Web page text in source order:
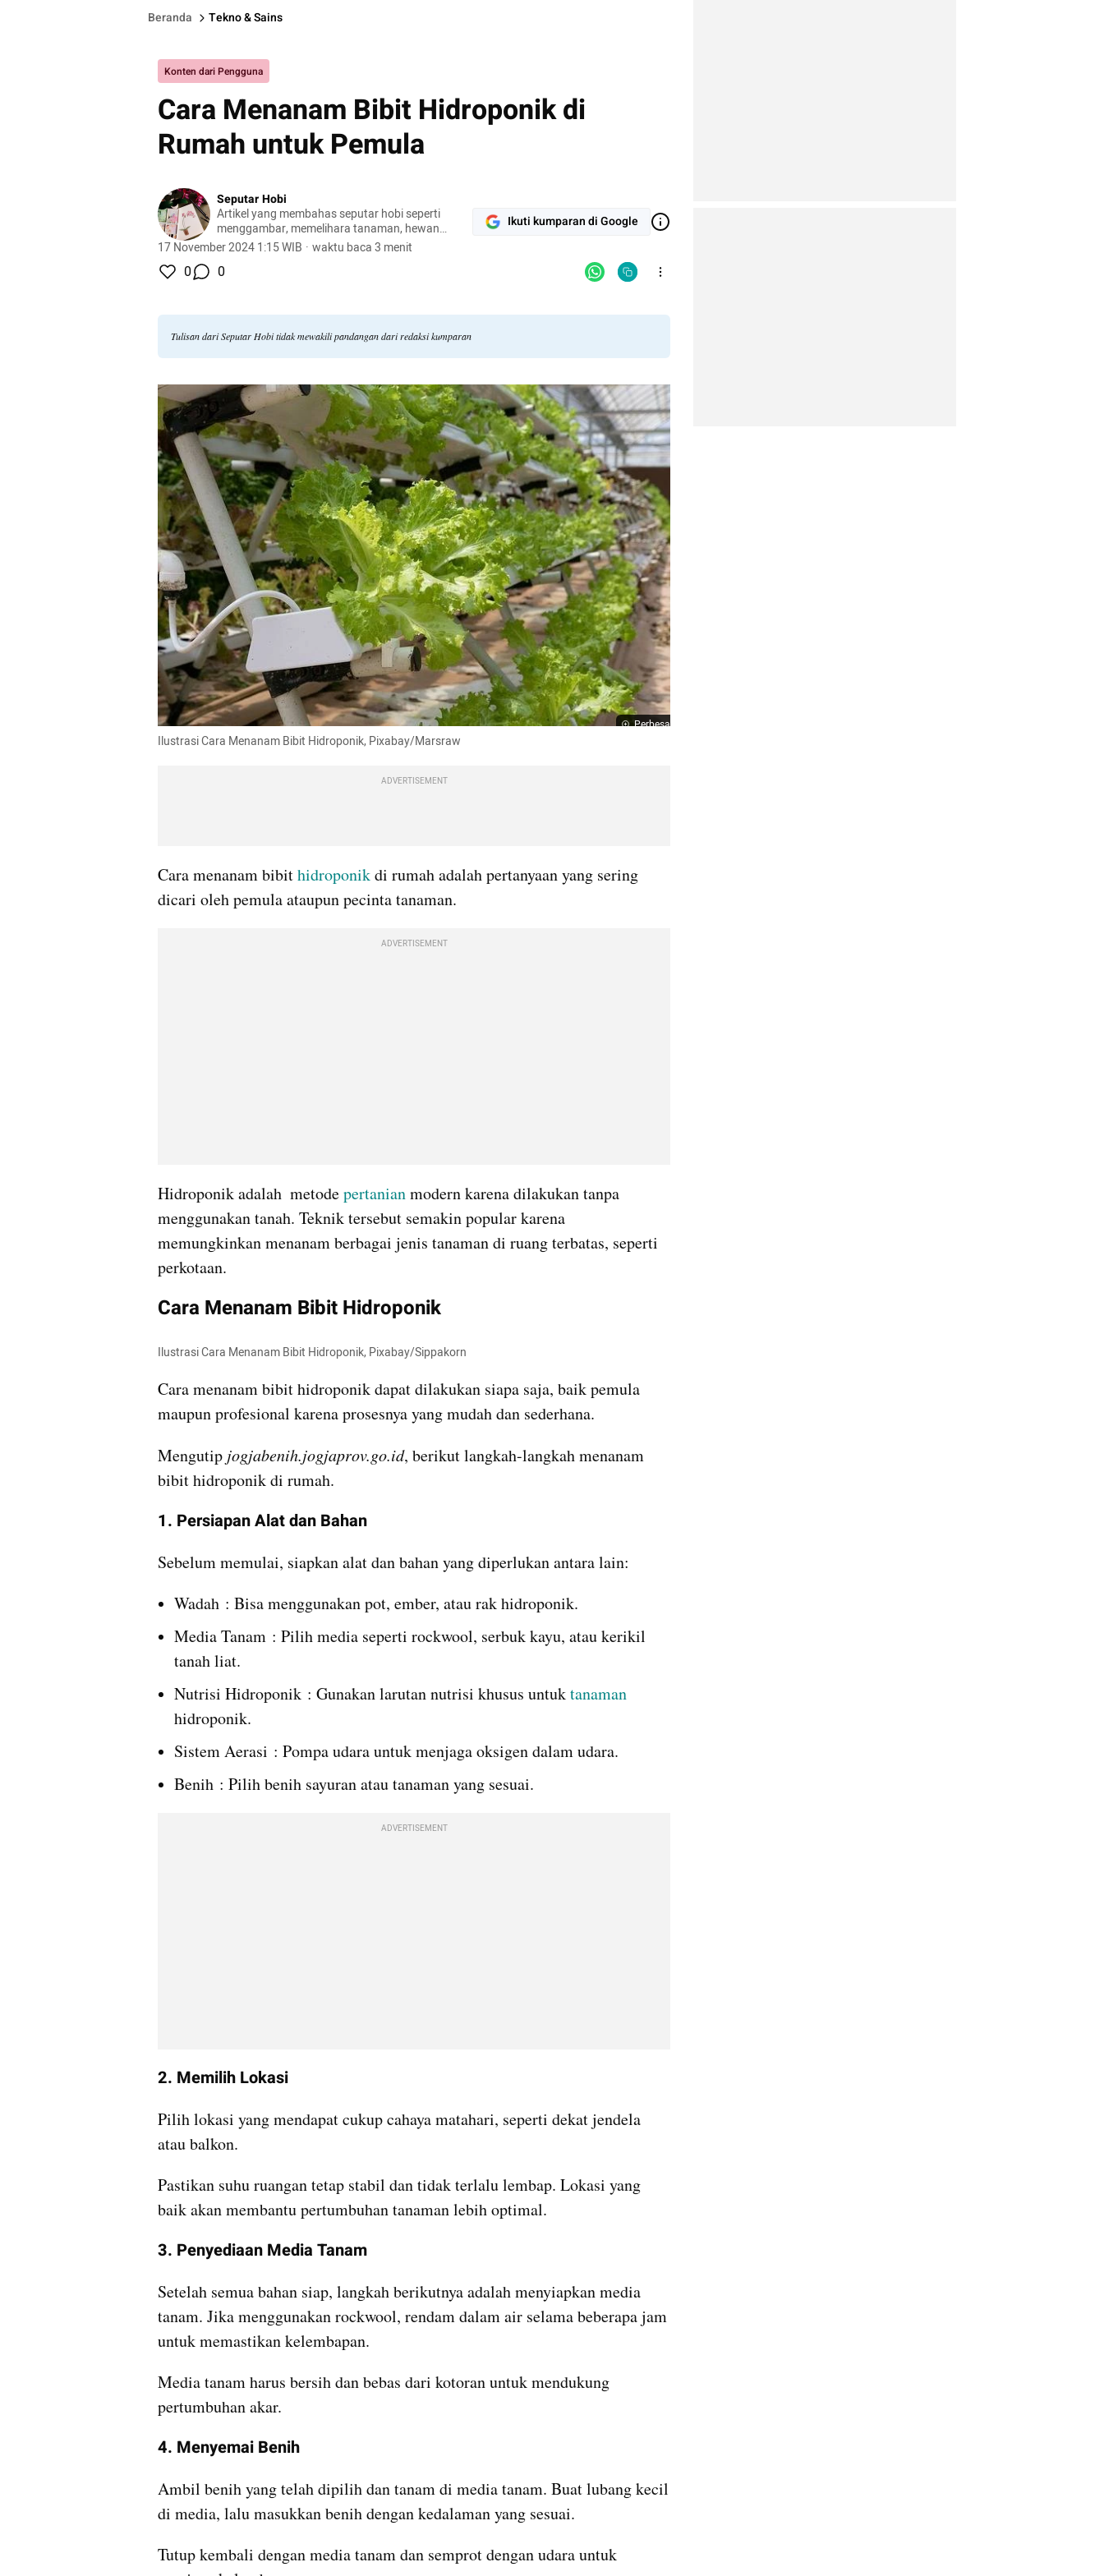
Beranda Tekno & Sains
Konten dari Pengguna
Cara Menanam Bibit Hidroponik di
Rumah untuk Pemula
Seputar Hobi
Artikel yang membahas seputar hobi seperti
menggambar, memelihara tanaman, hewan
peliharaan, hingga meracik kopi.
17 November 2024 1:15 WIB · waktu baca 3 menit
Ikuti kumparan di Google
0 0
Tulisan dari Seputar Hobi tidak mewakili pandangan dari redaksi kumparan
Perbesar
Ilustrasi Cara Menanam Bibit Hidroponik, Pixabay/Marsraw
ADVERTISEMENT
Cara menanam bibit hidroponik di rumah adalah pertanyaan yang sering
dicari oleh pemula ataupun pecinta tanaman.
ADVERTISEMENT
Hidroponik adalah  metode pertanian modern karena dilakukan tanpa
menggunakan tanah. Teknik tersebut semakin popular karena
memungkinkan menanam berbagai jenis tanaman di ruang terbatas, seperti
perkotaan.
Cara Menanam Bibit Hidroponik
Ilustrasi Cara Menanam Bibit Hidroponik, Pixabay/Sippakorn
Cara menanam bibit hidroponik dapat dilakukan siapa saja, baik pemula
maupun profesional karena prosesnya yang mudah dan sederhana.
Mengutip jogjabenih.jogjaprov.go.id, berikut langkah-langkah menanam
bibit hidroponik di rumah.
1. Persiapan Alat dan Bahan
Sebelum memulai, siapkan alat dan bahan yang diperlukan antara lain:
Wadah : Bisa menggunakan pot, ember, atau rak hidroponik.
Media Tanam : Pilih media seperti rockwool, serbuk kayu, atau kerikil
tanah liat.
Nutrisi Hidroponik : Gunakan larutan nutrisi khusus untuk tanaman
hidroponik.
Sistem Aerasi : Pompa udara untuk menjaga oksigen dalam udara.
Benih : Pilih benih sayuran atau tanaman yang sesuai.
ADVERTISEMENT
2. Memilih Lokasi
Pilih lokasi yang mendapat cukup cahaya matahari, seperti dekat jendela
atau balkon.
Pastikan suhu ruangan tetap stabil dan tidak terlalu lembap. Lokasi yang
baik akan membantu pertumbuhan tanaman lebih optimal.
3. Penyediaan Media Tanam
Setelah semua bahan siap, langkah berikutnya adalah menyiapkan media
tanam. Jika menggunakan rockwool, rendam dalam air selama beberapa jam
untuk memastikan kelembapan.
Media tanam harus bersih dan bebas dari kotoran untuk mendukung
pertumbuhan akar.
4. Menyemai Benih
Ambil benih yang telah dipilih dan tanam di media tanam. Buat lubang kecil
di media, lalu masukkan benih dengan kedalaman yang sesuai.
Tutup kembali dengan media tanam dan semprot dengan udara untuk